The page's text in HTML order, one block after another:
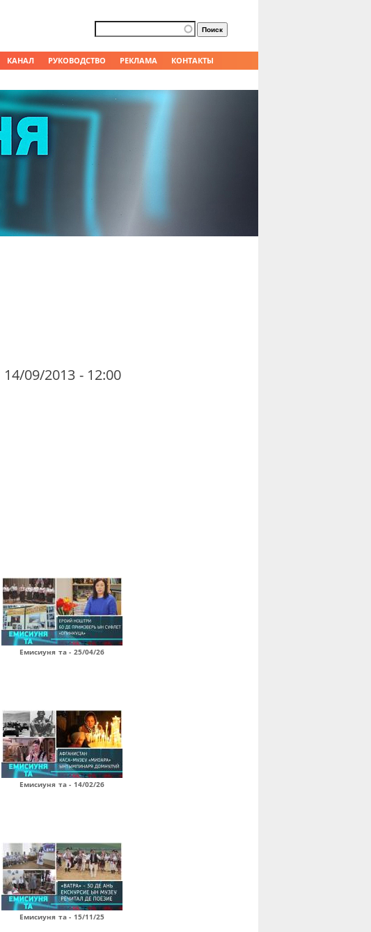
КАНАЛ РУКОВОДСТВО РЕКЛАМА КОНТАКТЫ
Форма поиска
Поиск
14/09/2013 - 12:00
Емисиуня та - 25/04/26
Емисиуня та - 14/02/26
Емисиуня та - 15/11/25